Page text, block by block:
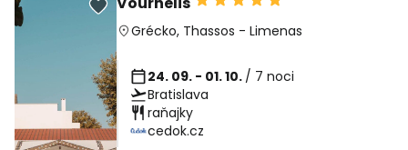
Grécko, Thassos - Limenas
24. 09. - 01. 10. / 7 noci
Bratislava
raňajky
cedok.cz